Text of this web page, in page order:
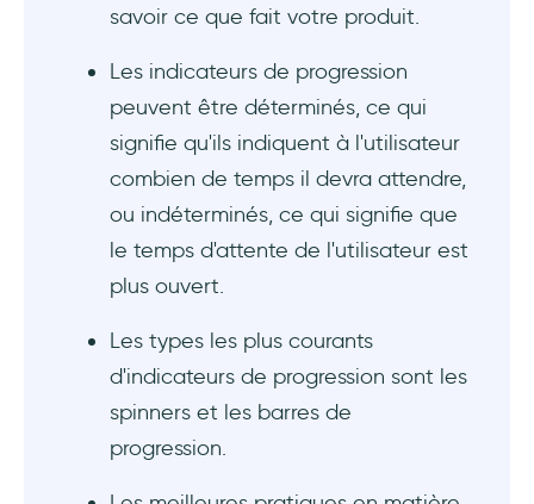
savoir ce que fait votre produit.
Les indicateurs de progression
peuvent être déterminés, ce qui
signifie qu'ils indiquent à l'utilisateur
combien de temps il devra attendre,
ou indéterminés, ce qui signifie que
le temps d'attente de l'utilisateur est
plus ouvert.
Les types les plus courants
d'indicateurs de progression sont les
spinners et les barres de
progression.